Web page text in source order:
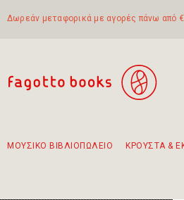
Δωρεάν μεταφορικά με αγορές πάνω από
ΜΟΥΣΙΚΟ ΒΙΒΛΙΟΠΩΛΕΙΟ ΚΡΟΥΣΤΑ &